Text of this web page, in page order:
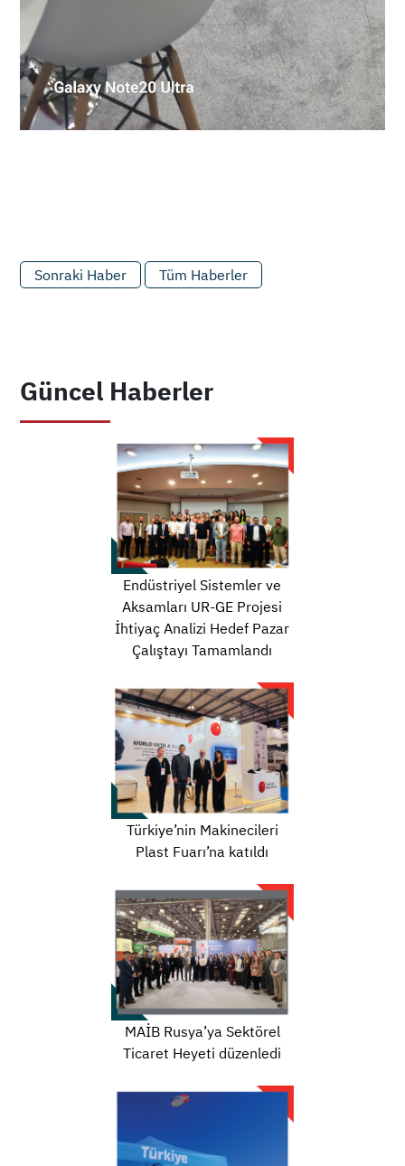
Sonraki Haber Tüm Haberler
Güncel Haberler
Endüstriyel Sistemler ve
Aksamları UR-GE Projesi
İhtiyaç Analizi Hedef Pazar
Çalıştayı Tamamlandı
Türkiye’nin Makinecileri
Plast Fuarı’na katıldı
MAİB Rusya’ya Sektörel
Ticaret Heyeti düzenledi